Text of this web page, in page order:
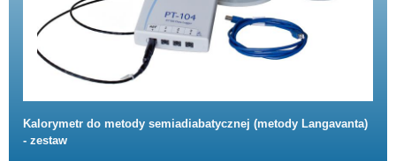
Kalorymetr do metody semiadiabatycznej (metody Langavanta)
- zestaw